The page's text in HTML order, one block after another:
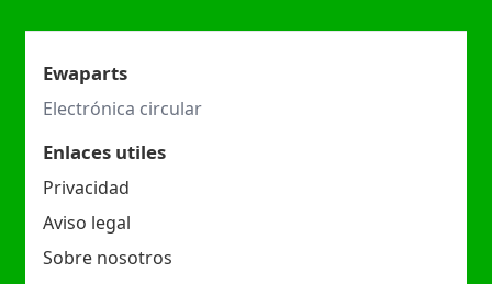
Ewaparts
Electrónica circular
Enlaces utiles
Privacidad
Aviso legal
Sobre nosotros